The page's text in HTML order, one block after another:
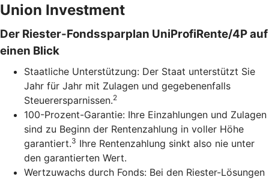
Union Investment
Der Riester-Fondssparplan UniProfiRente/4P auf
einen Blick
Staatliche Unterstützung: Der Staat unterstützt Sie
Jahr für Jahr mit Zulagen und gegebenenfalls
Steuerersparnissen.2
100-Prozent-Garantie: Ihre Einzahlungen und Zulagen
sind zu Beginn der Rentenzahlung in voller Höhe
garantiert.3 Ihre Rentenzahlung sinkt also nie unter
den garantierten Wert.
Wertzuwachs durch Fonds: Bei den Riester-Lösungen